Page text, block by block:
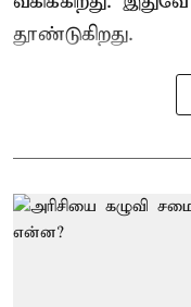
தூண்டுகிறது.